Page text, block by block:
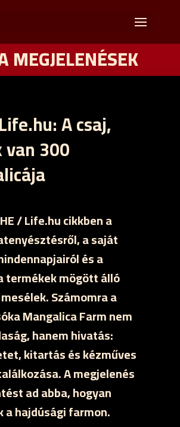
MEGJELENÉSEK
A csaj,
300
/ Life.hu cikkben a
a saját
és a
termékek mögött álló
Számomra a
Mangalica Farm nem
hanem hivatás:
kitartás és kézműves
A megjelenés
ad abba, hogyan
a hajdúsági farmon.